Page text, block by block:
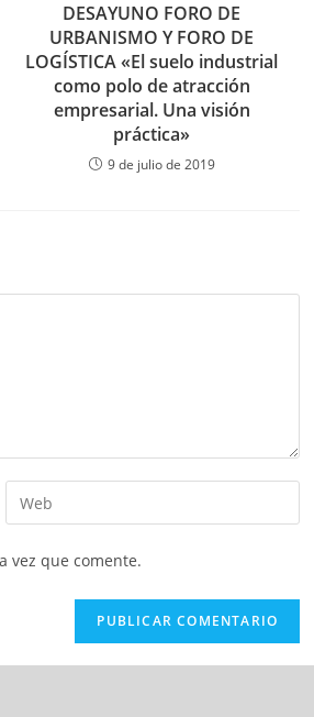
DESAYUNO FORO DE
URBANISMO Y FORO DE
LOGÍSTICA «El suelo industrial
como polo de atracción
empresarial. Una visión
práctica»
9 de julio de 2019
Introduce
la
vez que comente.